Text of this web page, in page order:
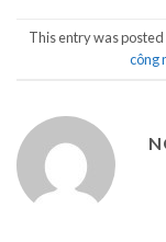
This entry was posted
công